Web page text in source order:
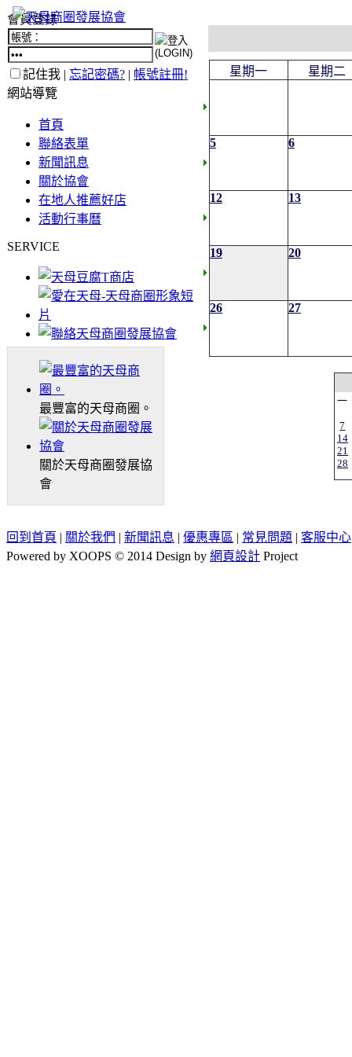
會員登錄
記住我 | 忘記密碼? | 帳號註冊!
網站導覽
首頁
聯絡表單
新聞訊息
關於協會
在地人推薦好店
活動行事曆
SERVICE
最豐富的天母商圈。
關於天母商圈發展協
會
星期一 星期二
5 6
12 13
19 20
26 27
一
7
14
21
28
回到首頁 | 關於我們 | 新聞訊息 | 優惠專區 | 常見問題 | 客服中心
Powered by XOOPS © 2014 Design by 網頁設計 Project